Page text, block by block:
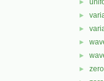
►
►
►
►
►
►